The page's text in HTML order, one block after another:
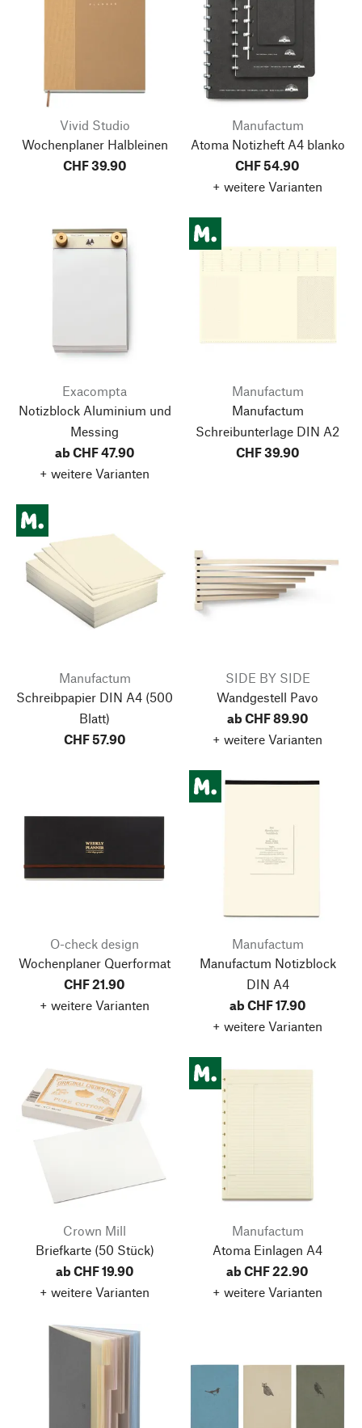
Vivid Studio
Wochenplaner Halbleinen
CHF 39.90
Manufactum
Atoma Notizheft A4 blanko
CHF 54.90
+ weitere Varianten
Exacompta
Notizblock Aluminium und
Messing
ab CHF 47.90
+ weitere Varianten
Manufactum
Manufactum
Schreibunterlage DIN A2
CHF 39.90
Manufactum
Schreibpapier DIN A4 (500
Blatt)
CHF 57.90
SIDE BY SIDE
Wandgestell Pavo
ab CHF 89.90
+ weitere Varianten
O-check design
Wochenplaner Querformat
CHF 21.90
+ weitere Varianten
Manufactum
Manufactum Notizblock
DIN A4
ab CHF 17.90
+ weitere Varianten
Crown Mill
Briefkarte(50 Stück)
ab CHF 19.90
+ weitere Varianten
Manufactum
Atoma Einlagen A4
ab CHF 22.90
+ weitere Varianten